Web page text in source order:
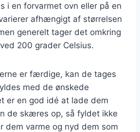
i en forvarmet ovn eller på en
afhængigt af størrelsen
generelt tager det omkring
200 grader Celsius.
er færdige, kan de tages
med de ønskede
er en god idé at lade dem
de skæres op, så fyldet ikke
dem varme og nyd dem som